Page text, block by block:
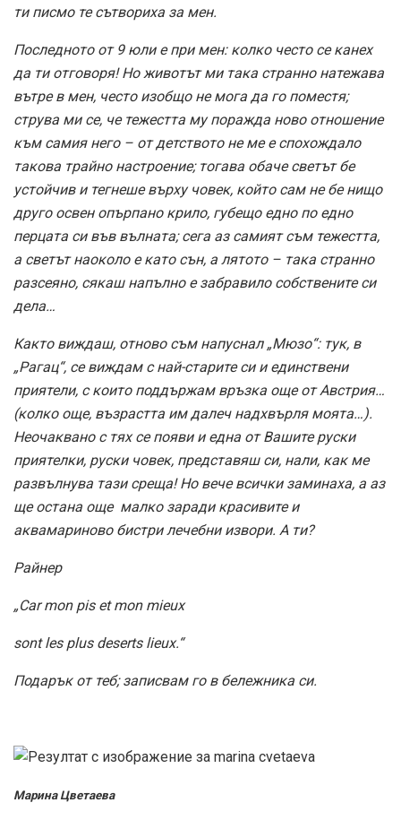
ти писмо те сътвориха за мен.
Последното от 9 юли е при мен: колко често се канех
да ти отговоря! Но животът ми така странно натежава
вътре в мен, често изобщо не мога да го поместя;
струва ми се, че тежестта му поражда ново отношение
към самия него – от детството не ме е спохождало
такова трайно настроение; тогава обаче светът бе
устойчив и тегнеше върху човек, който сам не бе нищо
друго освен опърпано крило, губещо едно по едно
перцата си във вълната; сега аз самият съм тежестта,
а светът наоколо е като сън, а лятото – така странно
разсеяно, сякаш напълно е забравило собствените си
дела…
Както виждаш, отново съм напуснал „Мюзо“: тук, в
„Рагац“, се виждам с най-старите си и единствени
приятели, с които поддържам връзка още от Австрия…
(колко още, възрастта им далеч надхвърля моята…).
Неочаквано с тях се появи и една от Вашите руски
приятелки, руски човек, представяш си, нали, как ме
развълнува тази среща! Но вече всички заминаха, а аз
ще остана още малко заради красивите и
аквамариново бистри лечебни извори. А ти?
Райнер
„Car mon pis et mon mieux
sont les plus deserts lieux.“
Подарък от теб; записвам го в бележника си.
Марина Цветаева